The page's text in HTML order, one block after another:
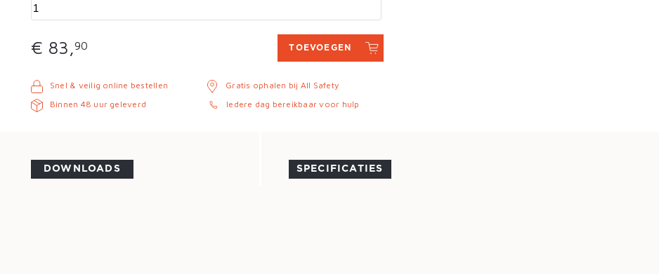
€ 83,90 TOEVOEGEN
Snel & veilig online bestellen
Binnen 48 uur geleverd
Gratis ophalen bij All Safety
Iedere dag bereikbaar voor hulp
DOWNLOADS SPECIFICATIES